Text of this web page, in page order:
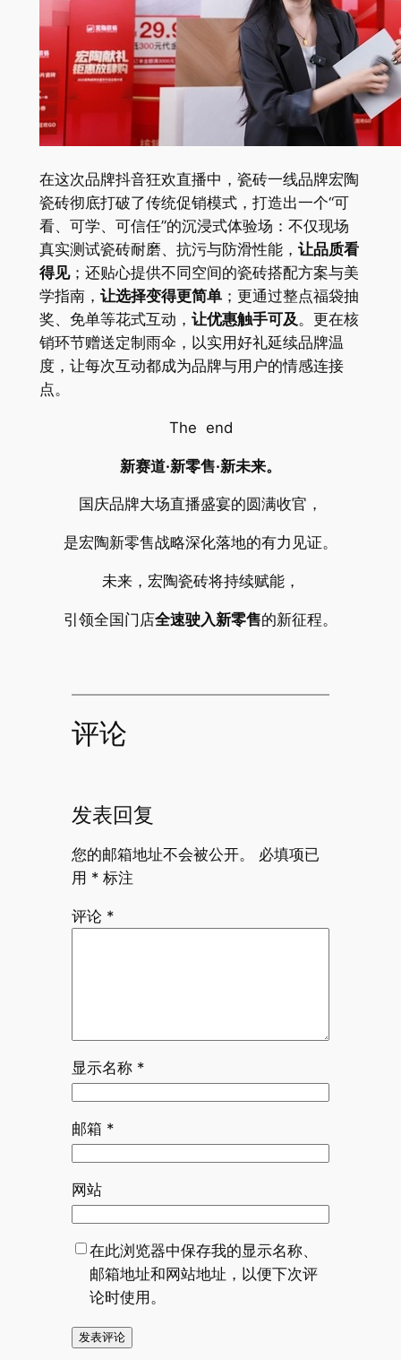
在这次品牌抖音狂欢直播中，瓷砖一线品牌宏陶
瓷砖彻底打破了传统促销模式，打造出一个“可
看、可学、可信任”的沉浸式体验场：不仅现场
真实测试瓷砖耐磨、抗污与防滑性能， 让品质看
得见；还贴心提供不同空间的瓷砖搭配方案与美
学指南， 让选择变得更简单；更通过整点福袋抽
奖、免单等花式互动， 让优惠触手可及。更在核
销环节赠送定制雨伞，以实用好礼延续品牌温
度，让每次互动都成为品牌与用户的情感连接
点。
The end
新赛道·新零售·新未来。
国庆品牌大场直播盛宴的圆满收官，
是宏陶新零售战略深化落地的有力见证。
未来，宏陶瓷砖将持续赋能，
引领全国门店全速驶入新零售的新征程。
评论
发表回复
您的邮箱地址不会被公开。
必填项已
用 *标注
评论 *
显示名称 *
邮箱 *
网站
在此浏览器中保存我的显示名称、
邮箱地址和网站地址，以便下次评
论时使用。